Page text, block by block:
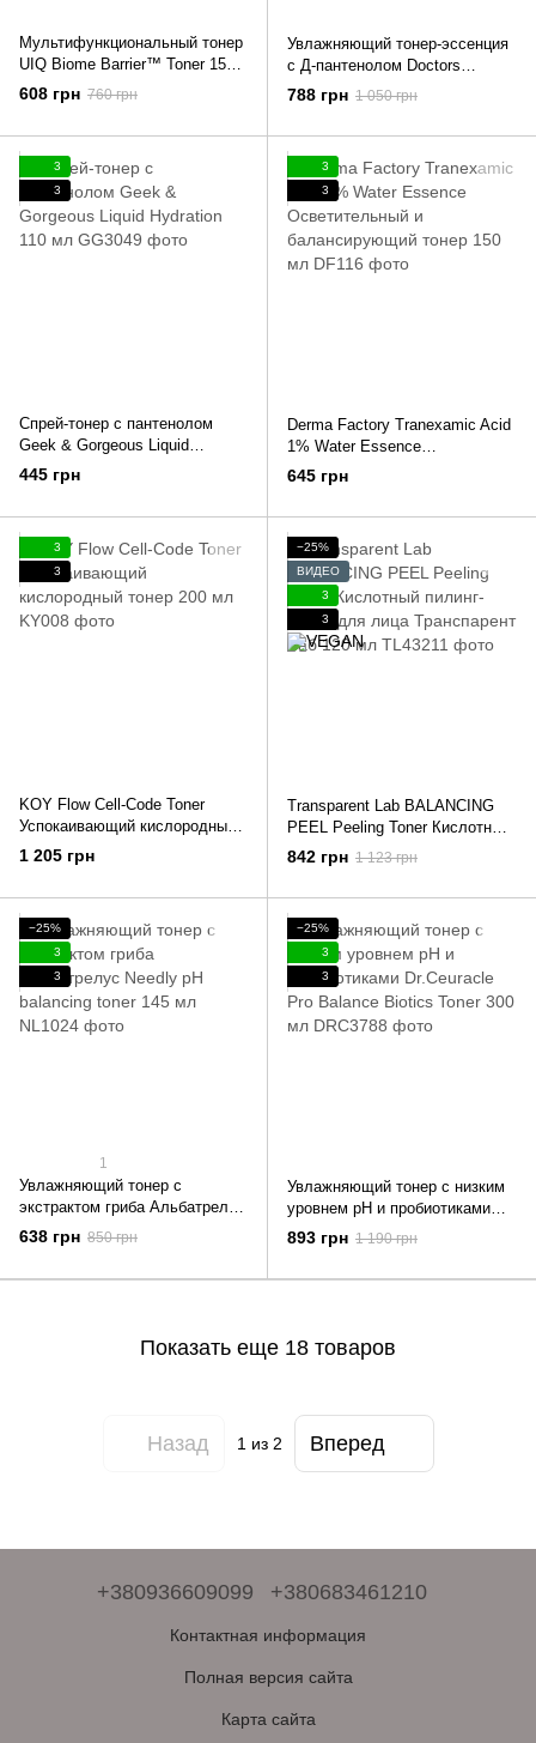
Мультифункциональный тонер
UIQ Biome Barrier™ Toner 150
мл
608 грн 760 грн
Увлажняющий тонер-эссенция
с Д-пантенолом Doctors
(Theralogic) Madecell Derma
Repair B5 Toner 280 мл
788 грн 1 050 грн
3
3
Спрей-тонер с пантенолом
Geek & Gorgeous Liquid
Hydration 110 мл
445 грн
3
3
Derma Factory Tranexamic Acid
1% Water Essence
Осветительный и
балансирующий тонер 150 мл
645 грн
3
3
KOY Flow Cell-Code Toner
Успокаивающий кислородный
тонер 200 мл
1 205 грн
−25%
ВИДЕО
3
3
Transparent Lab BALANCING
PEEL Peeling Toner Кислотный
пилинг-тонер для лица
Транспарент Лаб 120 мл
842 грн 1 123 грн
−25%
3
3
1
Увлажняющий тонер с
экстрактом гриба Альбатрелус
Needly pH balancing toner 145
638 грн 850 грн
−25%
3
3
Увлажняющий тонер с низким
уровнем pH и пробиотиками
Dr.Ceuracle Pro Balance Biotics
Toner 300 мл
893 грн 1 190 грн
Показать еще 18 товаров
Назад 1из 2 Вперед
+380936609099 +380683461210
Контактная информация
Полная версия сайта
Карта сайта